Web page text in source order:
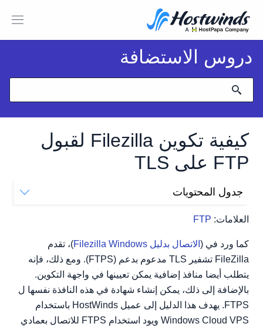
دروس الاستضافة
كيفية تكوين Filezilla لقبول
FTP على TLS
العلامات: FTP
جدول المحتويات
كما ورد في ( الاتصال بدليل Filezilla Windows
)، تقدم
FileZilla تشفير TLS مدعوم بدعم (FTPS). ومع ذلك، فإنه
يتطلب أيضا منافذ إضافية يمكن تعيينها في واجهة التكوين.
بالإضافة إلى ذلك، يمكن إنشاء شهادة في هذه النافذة نفسها ل
FTPS. يهدف هذا الدليل إلى عميل HostWinds باستخدام
Windows Cloud VPS ويود استخدام FTPS للاتصال بعمادي